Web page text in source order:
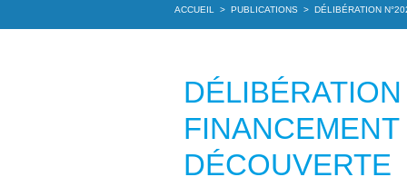
ACCUEIL > PUBLICATIONS > DÉLIBÉRATION
DÉCOUVERTE